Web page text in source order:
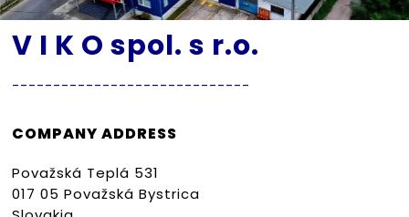
V I K O spol. s r.o.
-----------------------------
COMPANY ADDRESS
Považská Teplá 531
017 05 Považská Bystrica